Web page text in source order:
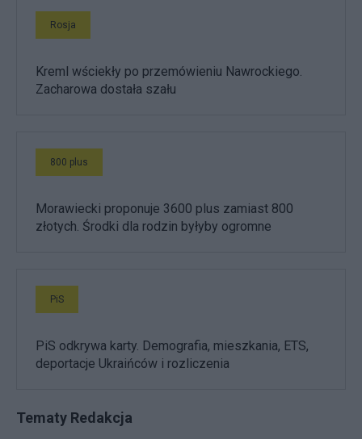
Rosja
Kreml wściekły po przemówieniu Nawrockiego.
Zacharowa dostała szału
800 plus
Morawiecki proponuje 3600 plus zamiast 800
złotych. Środki dla rodzin byłyby ogromne
PiS
PiS odkrywa karty. Demografia, mieszkania, ETS,
deportacje Ukraińców i rozliczenia
Tematy Redakcja